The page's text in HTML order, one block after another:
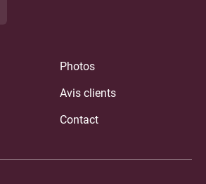
Photos
Avis clients
Contact